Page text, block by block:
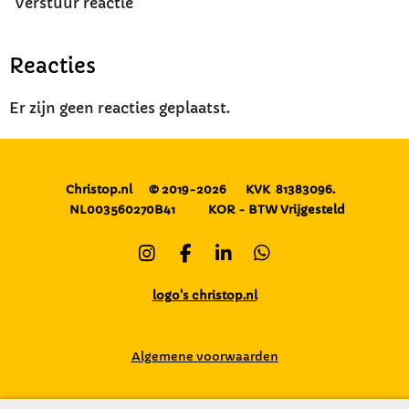
Reacties
Er zijn geen reacties geplaatst.
Christop.nl © 2019-2026
KVK 81383096.
NL003560270B41 KOR - BTW Vrijgesteld
I
r
m
F
c
o
L
n
I
W
A
p
logo's christop.nl
Algemene voorwaarden